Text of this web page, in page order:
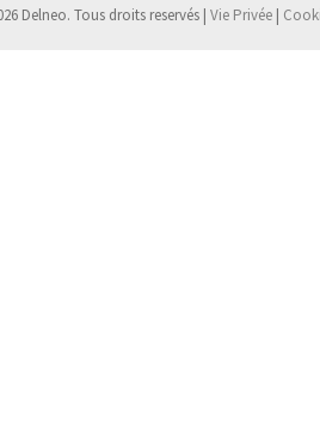
Delneo. Tous droits reservés | Vie Privée |